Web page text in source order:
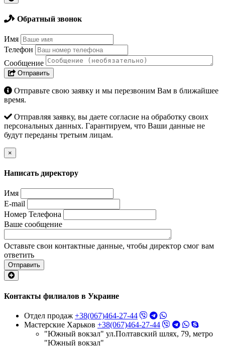
Обратный звонок
Имя
Телефон
Сообщение
Отправить
Отправьте свою заявку и мы перезвоним Вам в ближайшее
время.
Отправляя заявку, вы даете согласие на обработку своих
персональных данных. Гарантируем, что Ваши данные не
будут переданы третьим лицам.
×
Написать директору
Имя
E-mail
Номер Телефона
Ваше сообщение
Оставьте свои контактные данные, чтобы директор смог вам
ответить
Отправить
Контакты филиалов в Украине
Отдел продаж +38(067)464-27-44
Мастерские Харьков +38(067)464-27-44
"Южный вокзал" ул.Полтавский шлях, 79, метро
"Южный вокзал"